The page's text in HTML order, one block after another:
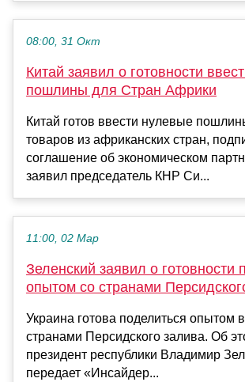
08:00, 31 Окт
Китай заявил о готовности
пошлины для Стран Африки
Китай готов ввести нулевые
товаров из африканских стран,
соглашение об экономическом
заявил председатель КНР Си...
11:00, 02 Мар
Зеленский заявил о готовности
опытом со странами
Украина готова поделиться опытом
странами Персидского залива. Об
президент республики Владимир
передает «Инсайдер...